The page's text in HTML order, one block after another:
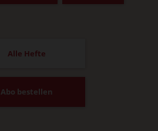
Alle Hefte
Abo bestellen